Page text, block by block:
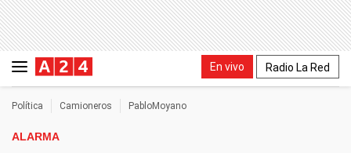
En vivo Radio La Red
Política Camioneros PabloMoyano
ALARMA